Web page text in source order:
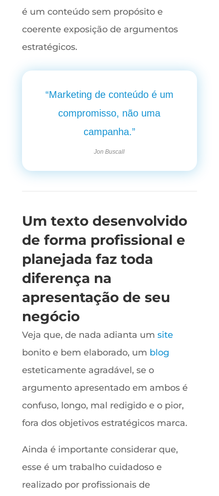
é um conteúdo sem propósito e
coerente exposição de argumentos
estratégicos.
“Marketing de conteúdoé um
compromisso, não uma
campanha.”
Jon Buscall
Um texto desenvolvido
de forma profissional e
planejada faz toda
diferença na
apresentação de seu
negócio
Veja que, de nada adianta um site
bonito e bem elaborado, um blog
esteticamente agradável, se o
argumento apresentado em ambos é
confuso, longo, mal redigido e o pior,
fora dos objetivos estratégicos marca.
Ainda é importante considerar que,
esse é um trabalho cuidadoso e
realizado por profissionais de